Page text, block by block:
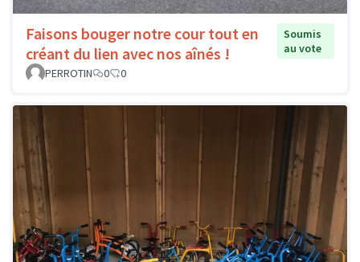
Faisons bouger notre cour tout en
créant du lien avec nos aînés !
Soumis
au vote
PERROTIN
0 0